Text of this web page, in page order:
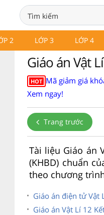
2 LỚP 3 LỚP 4
Giáo án Vật
HOT Mã giảm giá
Xem ngay!
Trang trước
Tài liệu Giáo án
(KHBD) chuẩn
theo chương
Giáo án điện tử Vật
Giáo án Vật Lí 12